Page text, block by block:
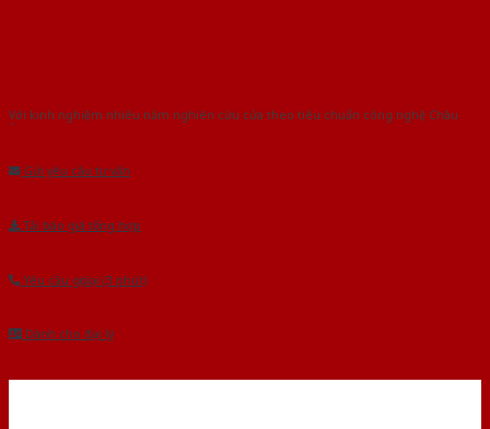
Với kinh nghiệm nhiêu năm nghiên cứu cửa theo tiêu chuẩn công nghệ Châu
Gửi yêu cầu tư vấn
Tải báo giá tổng hợp
Yêu cầu gọi lại (3 phút)
Dành cho đại lý